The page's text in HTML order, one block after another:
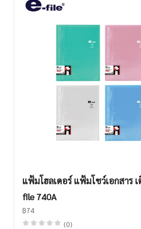
แฟ้มโฮลเดอร์ แฟ้มโชว์เอกสาร
file 740A
฿74
(0)